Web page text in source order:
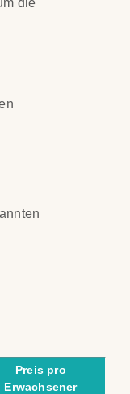
Preis pro
Erwachsener